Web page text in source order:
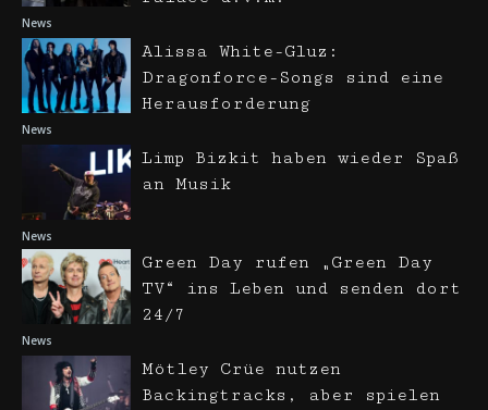
News
News
Alissa White-Gluz:
Dragonforce-Songs sind eine
Herausforderung
News
Limp Bizkit haben wieder Spaß
an Musik
News
Green Day rufen „Green Day
TV“ ins Leben und senden dort
24/7
Mötley Crüe nutzen
Backingtracks, aber spielen